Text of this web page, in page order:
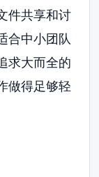
件共享和讨
合中小团队
求大而全的
做得足够轻